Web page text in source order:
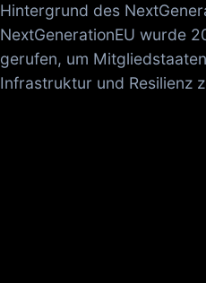
Hintergrund des
NextGenerationEU wurde
gerufen, um
Infrastruktur und Resilienz